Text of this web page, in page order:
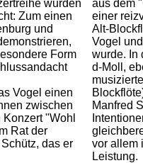
wurden
Zum einen
und
Form
Vogel einen
zwischen
"Wohl
Rat der
das er
aus dem
einer
Alt-
Vogel
wurde. In
d-Moll,
Manfred
vor allem
Leistung.